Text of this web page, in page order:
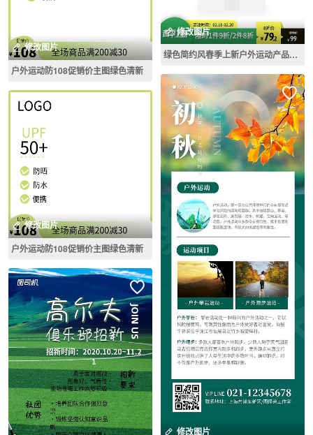
修改图片
户外运动防108促销价主图绿色清新
修改图片
户外运动防108促销价主图绿色清新
修改图片
绿色简约风春季上新户外运动产品主图图标
修改图片